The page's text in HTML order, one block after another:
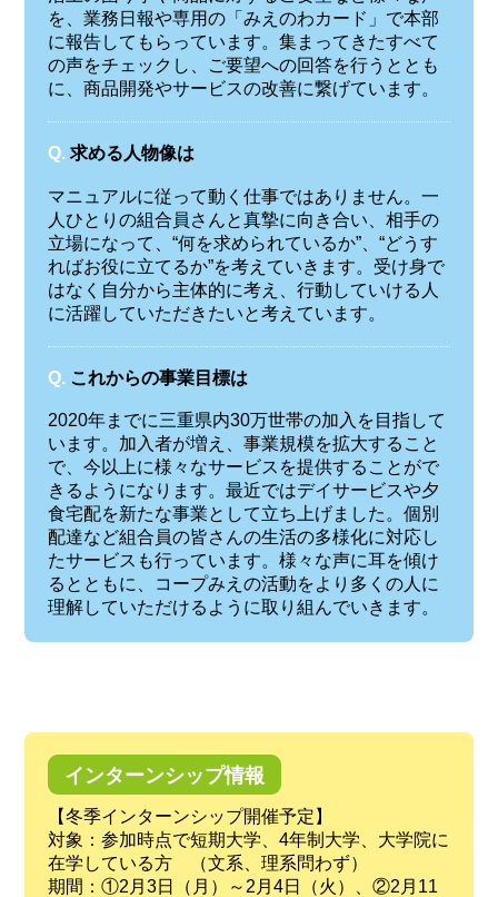
を、業務日報や専用の「みえのわカード」で本部
に報告してもらっています。集まってきたすべて
の声をチェックし、ご要望への回答を行うととも
に、商品開発やサービスの改善に繋げています。
Q. 求める人物像は
マニュアルに従って動く仕事ではありません。一
人ひとりの組合員さんと真摯に向き合い、相手の
立場になって、“何を求められているか”、“どうす
ればお役に立てるか”を考えていきます。受け身で
はなく自分から主体的に考え、行動していける人
に活躍していただきたいと考えています。
Q. これからの事業目標は
2020年までに三重県内30万世帯の加入を目指して
います。加入者が増え、事業規模を拡大すること
で、今以上に様々なサービスを提供することがで
きるようになります。最近ではデイサービスや夕
食宅配を新たな事業として立ち上げました。個別
配達など組合員の皆さんの生活の多様化に対応し
たサービスも行っています。様々な声に耳を傾け
るとともに、コープみえの活動をより多くの人に
理解していただけるように取り組んでいきます。
インターンシップ情報
【冬季インターンシップ開催予定】
対象：参加時点で短期大学、4年制大学、大学院に
在学している方 （文系、理系問わず）
期間：①2月3日（月）～2月4日（火）、②2月11